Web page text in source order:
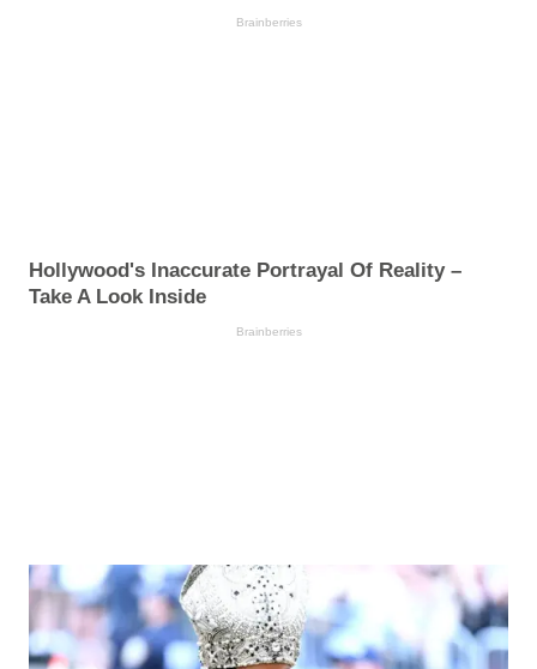
Brainberries
Hollywood's Inaccurate Portrayal Of Reality –
Take A Look Inside
Brainberries